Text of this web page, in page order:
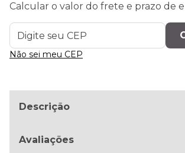
Calcular o valor do frete e prazo de
Não sei meu CEP
Descrição
Avaliações